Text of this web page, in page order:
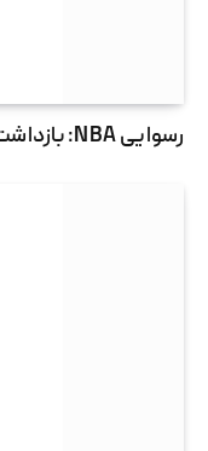
رسوایی NBA: بازداشت بیلاپس و روزیر در قمار غیرقانونی